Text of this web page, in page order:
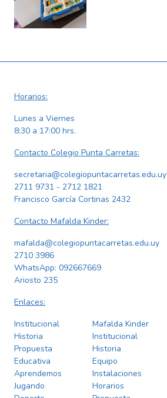
Horarios:
Lunes a Viernes
8:30 a 17:00 hrs.
Contacto Colegio Punta Carretas:
secretaria@colegiopuntacarretas.edu.uy
2711 9731 - 2712 1821
Francisco García Cortinas 2432
Contacto Mafalda Kinder:
mafalda@colegiopuntacarretas.edu.uy
2710 3986
WhatsApp: 092667669
Ariosto 235
Enlaces:
Institucional
Historia
Propuesta
Educativa
Aprendemos
Jugando
Mafalda Kinder
Institucional
Historia
Equipo
Instalaciones
Horarios